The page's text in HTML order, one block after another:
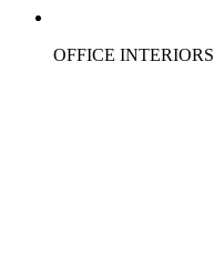
OFFICE INTERIORS